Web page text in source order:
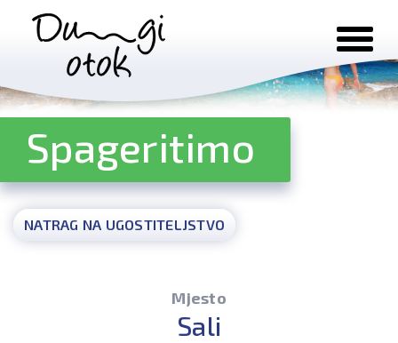
Preskoči na sadržaj
Spageritimo
NATRAG NA UGOSTITELJSTVO
Mjesto
Sali